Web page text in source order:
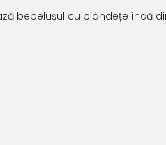
bebelușul cu blândețe încă